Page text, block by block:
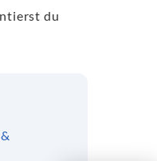
du